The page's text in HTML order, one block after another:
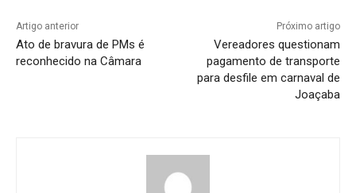
Artigo anterior
Ato de bravura de PMs é
reconhecido na Câmara
Próximo artigo
Vereadores questionam
pagamento de transporte
para desfile em carnaval de
Joaçaba